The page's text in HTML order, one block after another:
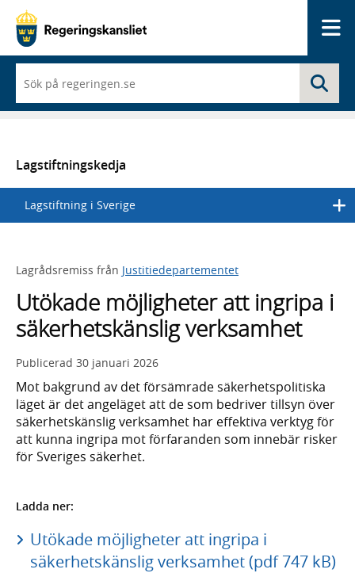
du
börjar
skriva
en
lista
med
sökförslag
Lagstiftningskedja
Lagstiftning i Sverige
Lagrådsremiss från Justitiedepartementet
Utökade möjligheter att ingripa i
säkerhetskänslig verksamhet
Publicerad 30 januari 2026
Mot bakgrund av det försämrade säkerhetspolitiska
läget är det angeläget att de som bedriver tillsyn över
säkerhetskänslig verksamhet har effektiva verktyg för
att kunna ingripa mot förfaranden som innebär risker
för Sveriges säkerhet.
Ladda ner:
Utökade möjligheter att ingripa i
säkerhetskänslig verksamhet (pdf 747 kB)